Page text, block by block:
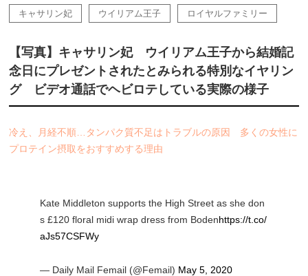
キャサリン妃 ウイリアム王子 ロイヤルファミリー
【写真】キャサリン妃 ウイリアム王子から結婚記
念日にプレゼントされたとみられる特別なイヤリン
グ ビデオ通話でヘビロテしている実際の様子
冷え、月経不順…タンパク質不足はトラブルの原因 多くの女性に
プロテイン摂取をおすすめする理由
Kate Middleton supports the High Street as she don
s £120 floral midi wrap dress from Bodenhttps://t.co/
aJs57CSFWy
— Daily Mail Femail (@Femail) May 5, 2020